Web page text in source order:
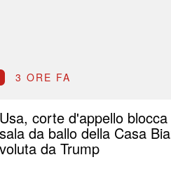
3 ORE FA
Usa, corte d'appello
sala da ballo della Casa
voluta da Trump